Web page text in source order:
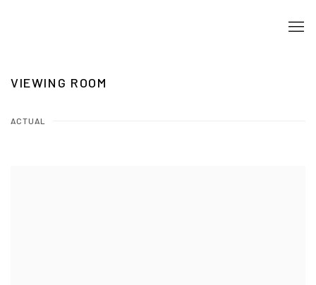
VIEWING ROOM
ACTUAL